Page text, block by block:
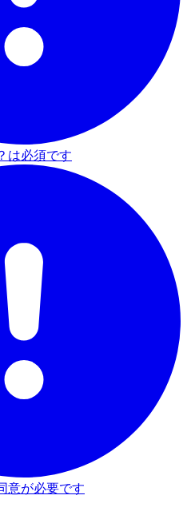
は必須です
意が必要です